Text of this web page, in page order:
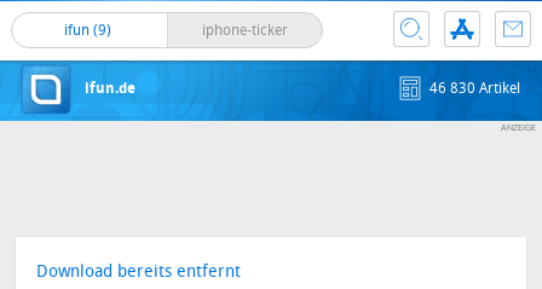
ifun (9) iphone-ticker
ifun.de 46 830 Artikel
Download bereits entfernt